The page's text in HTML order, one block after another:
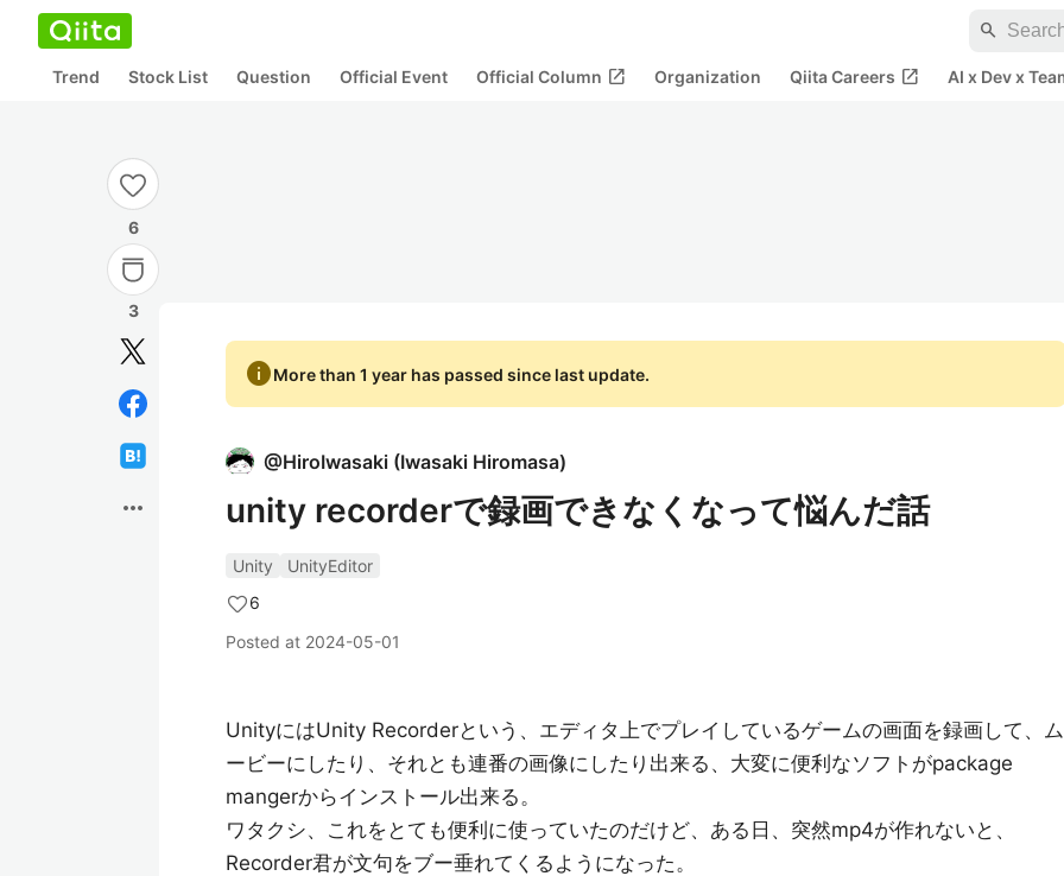
search
Trend Stock List Question Official Event Official Column open_in_new Organization Qiita Careers open_in_new AI x Dev x
6
3
more_horiz
infoMore than 1 year has passed since last update.
@HiroIwasaki (Iwasaki Hiromasa)
unity recorderで録画できなくなって悩んだ話
Unity
UnityEditor
6
Posted at 2024-05-01
UnityにはUnity Recorderという、エディタ上でプレイしているゲームの画面を録画して、ム
ービーにしたり、それとも連番の画像にしたり出来る、大変に便利なソフトがpackage
mangerからインストール出来る。
ワタクシ、これをとても便利に使っていたのだけど、ある日、突然mp4が作れないと、
Recorder君が文句をブー垂れてくるようになった。